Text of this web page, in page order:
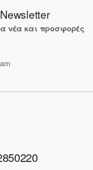
νέα και προσφορές